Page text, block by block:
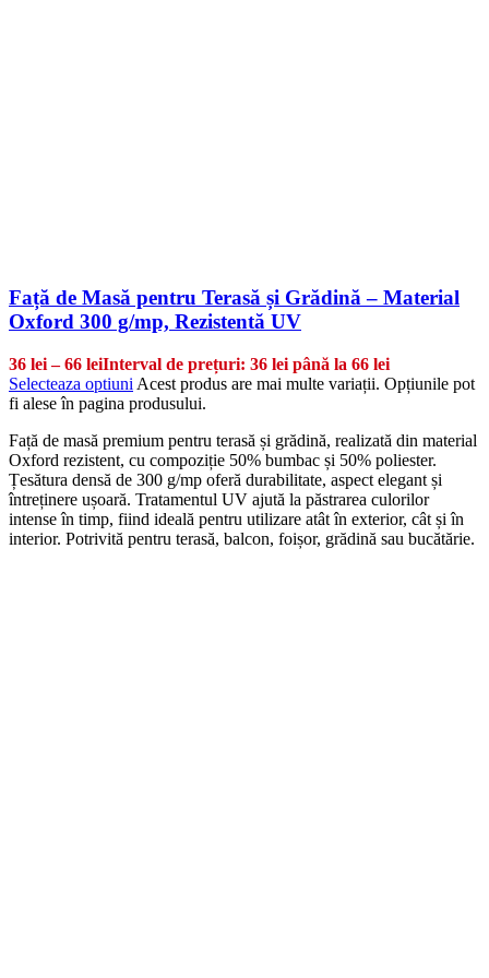
Față de Masă pentru Terasă și Grădină – Material
Oxford 300 g/mp, Rezistentă UV
36 lei – 66 leiInterval de prețuri: 36 lei până la 66 lei
Selecteaza optiuni Acest produs are mai multe variații. Opțiunile pot
fi alese în pagina produsului.
Față de masă premium pentru terasă și grădină, realizată din material
Oxford rezistent, cu compoziție 50% bumbac și 50% poliester.
Țesătura densă de 300 g/mp oferă durabilitate, aspect elegant și
întreținere ușoară. Tratamentul UV ajută la păstrarea culorilor
intense în timp, fiind ideală pentru utilizare atât în exterior, cât și în
interior. Potrivită pentru terasă, balcon, foișor, grădină sau bucătărie.